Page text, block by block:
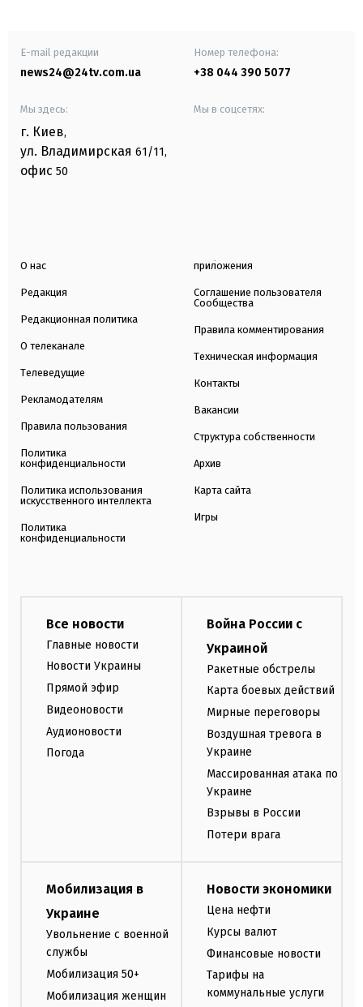
E-mail редакции
news24@24tv.com.ua
Номер телефона:
+38 044 390 5077
Мы здесь:
г. Киев,
ул. Владимирская 61/11,
офис 50
Мы в соцсетях:
О нас
Редакция
Редакционная политика
О телеканале
Телеведущие
Рекламодателям
Правила пользования
Политика
конфиденциальности
Политика использования
искусственного интеллекта
Политика
конфиденциальности
приложения
Соглашение пользователя
Сообщества
Правила комментирования
Техническая информация
Контакты
Вакансии
Структура собственности
Архив
Карта сайта
Игры
Все новости
Главные новости
Новости Украины
Прямой эфир
Видеоновости
Аудионовости
Погода
Война России с
Украиной
Ракетные обстрелы
Карта боевых действий
Мирные переговоры
Воздушная тревога в
Украине
Массированная атака по
Украине
Взрывы в России
Потери врага
Мобилизация в
Украине
Увольнение с военной
службы
Мобилизация 50+
Мобилизация женщин
Новости экономики
Цена нефти
Курсы валют
Финансовые новости
Тарифы на
коммунальные услуги